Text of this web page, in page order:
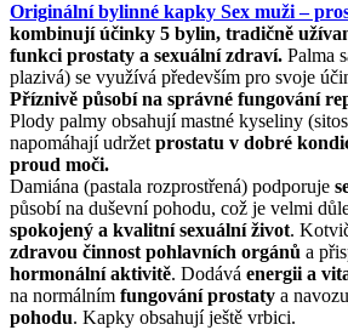
Originální bylinné kapky Sex muži –
kombinují účinky 5 bylin, tradičně
funkci prostaty a sexuální zdraví. Palma
plazivá) se využívá především pro svoje
Příznivě působí na správné fungování
Plody palmy obsahují mastné kyseliny
napomáhají udržet prostatu v dobré
proud moči.
Damiána (pastala rozprostřená) podporuje
působí na duševní pohodu, což je velmi
spokojený a kvalitní sexuální život.
zdravou činnost pohlavních orgánů a
hormonální aktivitě. Dodává energii a
na normálním fungování prostaty a
pohodu. Kapky obsahují ještě vrbici.